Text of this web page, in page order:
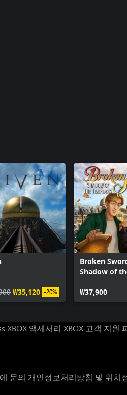
₩35,120 -20%
Broken
Shadow of
₩37,900
XBOX 액세서리 XBOX 고객 지원
문의 개인정보처리방침 및 위치